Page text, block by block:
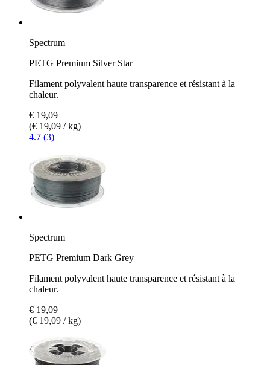
Spectrum
PETG Premium Silver Star
Filament polyvalent haute transparence et résistant à la
chaleur.
€ 19,09
(€ 19,09 / kg)
4.7 (3)
Spectrum
PETG Premium Dark Grey
Filament polyvalent haute transparence et résistant à la
chaleur.
€ 19,09
(€ 19,09 / kg)